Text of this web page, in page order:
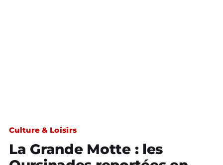
Culture & Loisirs
La Grande Motte : les